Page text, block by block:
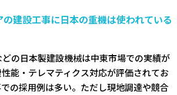
建設工事に日本の重機は使われている
の日本製建設機械は中東市場での実績が
能・テレマティクス対応が評価されてお
の採用例は多い。ただし現地調達や競合